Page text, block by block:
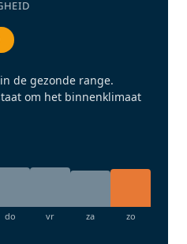
de gezonde range.
om het binnenklimaat